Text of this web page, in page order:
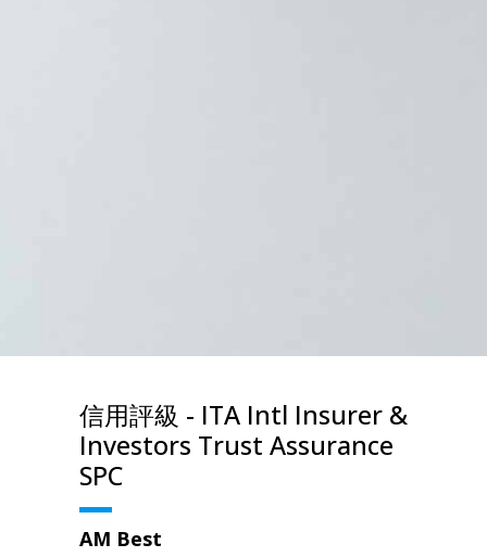
信用評級 - ITA Intl Insurer &
Investors Trust Assurance
SPC
AM Best